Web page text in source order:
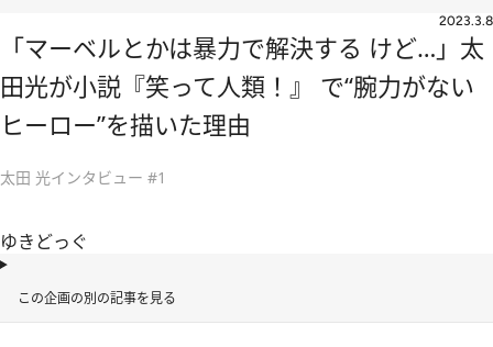
2023.3.8
「マーベルとかは暴力で解決する けど…」太
田光が小説『笑って人類！』 で“腕力がない
ヒーロー”を描いた理由
太田 光インタビュー #1
ゆきどっぐ
この企画の別の記事を見る